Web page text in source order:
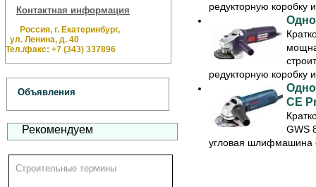
Контактная информация
Россия, г. Екатеринбург,
ул. Ленина, д. 40
Тел./факс: +7 (343) 337896
Объявления
Рекомендуем
Строительные термины
редукторную коробку
редукторную коробку
CE
GWS
угловая шлифмашина